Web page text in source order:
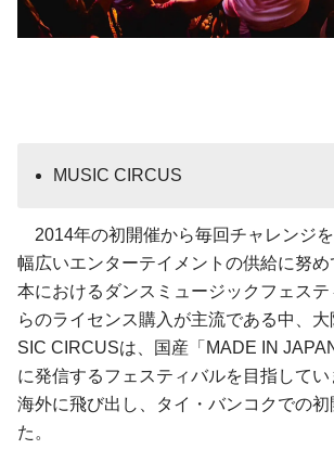
MUSIC CIRCUS
2014年の初開催から毎回チャレンジ
幅広いエンターテイメントの供給に努め
本におけるダンスミュージックフェス
らのライセンス購入が主流である中、
SIC CIRCUSは、国産「MADE IN
に発信するフェスティバルを目指して
海外に飛び出し、タイ・バンコクでの
た。